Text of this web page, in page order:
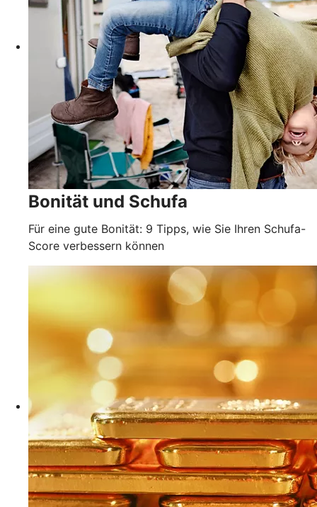
Bonität und Schufa
Für eine gute Bonität: 9 Tipps, wie Sie Ihren Schufa-
Score verbessern können